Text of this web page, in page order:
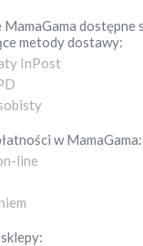
MamaGama dostępne
metody dostawy:
InPost
wMamaGama:
line